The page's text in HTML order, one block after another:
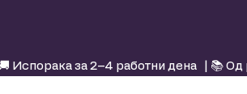
Испорака за 2–4 работни дена | 📚 Од